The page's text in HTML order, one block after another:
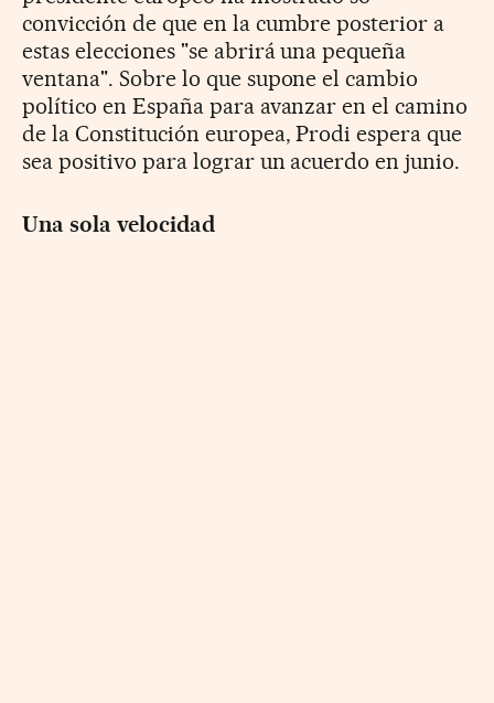
convicción de que en la cumbre posterior a
estas elecciones "se abrirá una pequeña
ventana". Sobre lo que supone el cambio
político en España para avanzar en el camino
de la Constitución europea, Prodi espera que
sea positivo para lograr un acuerdo en junio.
Una sola velocidad